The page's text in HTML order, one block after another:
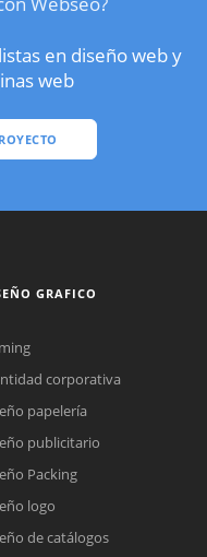
en diseño web y
web
GRAFICO
corporativa
papelería
publicitario
Packing
logo
de catálogos